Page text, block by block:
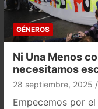
GÉNEROS
Ni Una Menos
necesitamos
28 septiembre, 2025
Empecemos por